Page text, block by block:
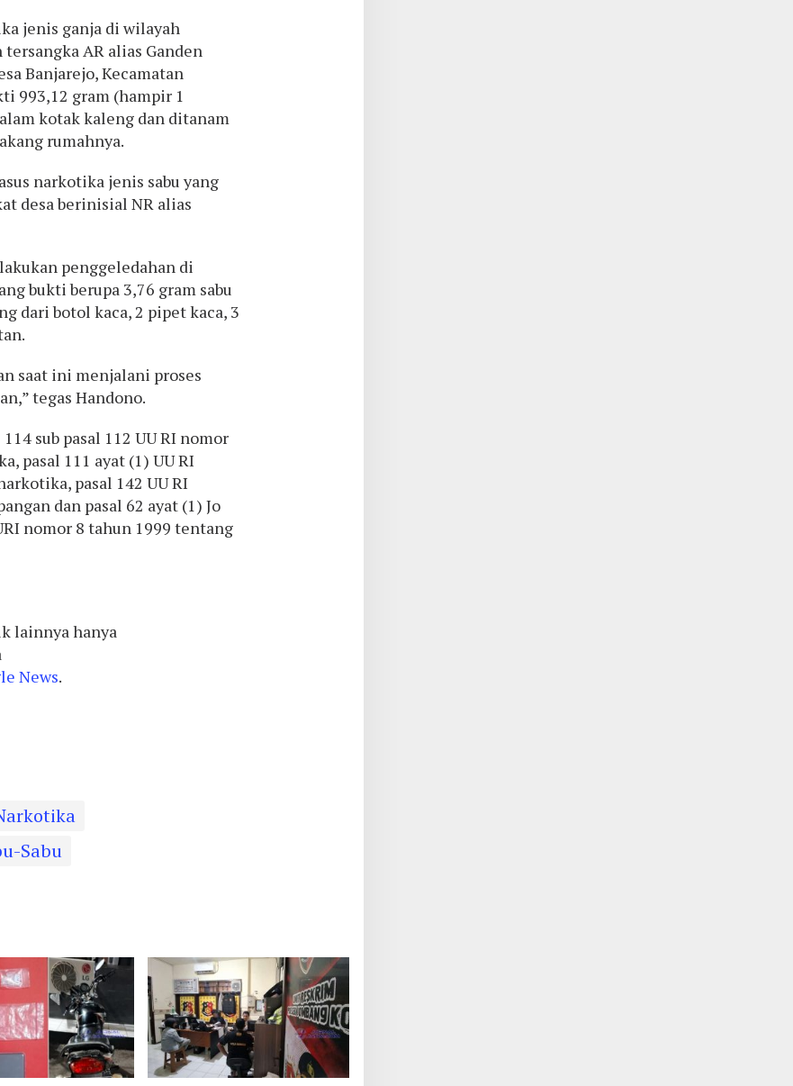
jenis ganja di wilayah
AR alias Ganden
Banjarejo, Kecamatan
993,12 gram (hampir 1
kotak kaleng dan ditanam
rumahnya.
narkotika jenis sabu yang
desa berinisial NR alias
penggeledahan di
bukti berupa 3,76 gram sabu
dari botol kaca, 2 pipet kaca, 3
saat ini menjalani proses
tegas Handono.
sub pasal 112 UU RI nomor
pasal 111 ayat (1) UU RI
pasal 142 UU RI
dan pasal 62 ayat (1) Jo
nomor 8 tahun 1999 tentang
lainnya hanya
News.
Sabu